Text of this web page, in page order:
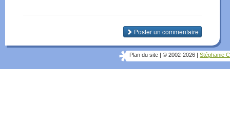
Poster un commentaire
Plan du site | © 2002-2026 | Stéphanie C